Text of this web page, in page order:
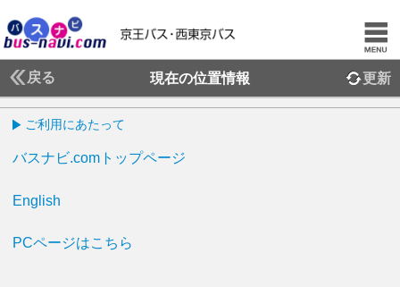
戻る 現在の位置情報 更新
ご利用にあたって
バスナビ.comトップページ
English
PCページはこちら